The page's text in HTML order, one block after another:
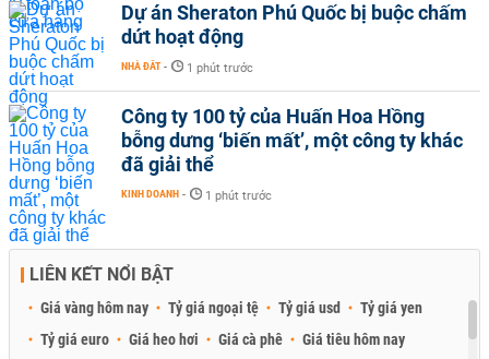
Dự án Sheraton Phú Quốc bị buộc chấm
dứt hoạt động
NHÀ ĐẤT - 1 phút trước
Công ty 100 tỷ của Huấn Hoa Hồng
bỗng dưng ‘biến mất’, một công ty khác
đã giải thể
KINH DOANH - 1 phút trước
LIÊN KẾT NỔI BẬT
Giá vàng hôm nay Tỷ giá ngoại tệ Tỷ giá usd
Tỷ giá yen
Tỷ giá euro
Giá heo hơi Giá cà phê Giá tiêu hôm nay